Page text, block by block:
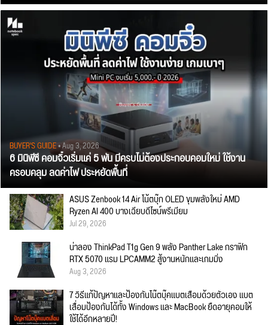
BUYER'S GUIDE• Aug 3, 2026
6 มินิพีซี คอมจิ๋วเริ่มแค่ 5 พัน มีครบไม่ต้องประกอบคอมใหม่ ใช้งาน
ครอบคลุม ลดค่าไฟ ประหยัดพื้นที่
ASUS Zenbook 14 Air โน้ตบุ๊ก OLED ขุมพลังใหม่ AMD
Ryzen AI 400 บางเฉียบดีไซน์พรีเมียม
Jul 29, 2026
น่าลอง ThinkPad T1g Gen 9 พลัง Panther Lake กราฟิก
RTX 5070 แรม LPCAMM2 สู้งานหนักและเกมมิ่ง
Aug 3, 2026
7 วิธีแก้ปัญหาและป้องกันโน๊ตบุ๊คแบตเสื่อมด้วยตัวเอง แบต
เสื่อมป้องกันได้ทั้ง Windows และ MacBook ยืดอายุคอมให้
ใช้ได้อีกหลายปี!